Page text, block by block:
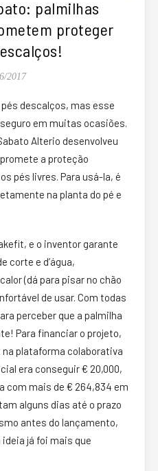
palmilhas
proteger
2017
descalços, mas esse
em muitas ocasiões.
Alterio desenvolveu
a proteção
pés livres. Para usá-la, é
na planta do pé e
e o inventorgarante
corte e d’água,
(dá para pisar no chão
de usar. Com todas
perceber que a palmilha
Para financiar o projeto,
plataforma colaborativa
era conseguir € 20,000,
com mais de € 264,834 em
alguns dias até o prazo
antes do lançamento,
ideia já foi mais que